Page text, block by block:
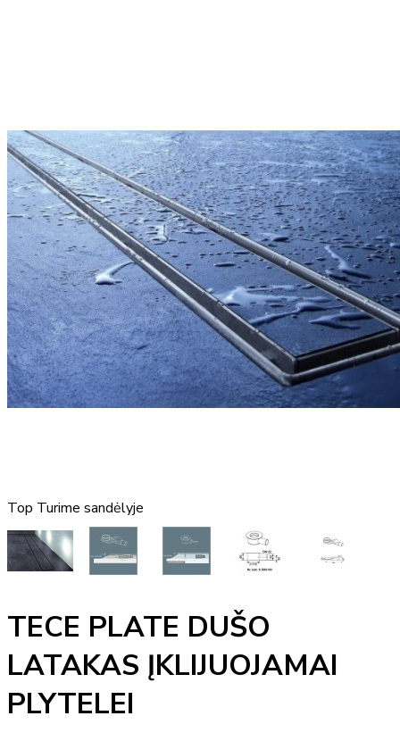
Top Turime sandėlyje
TECE PLATE DUŠO
LATAKAS ĮKLIJUOJAMAI
PLYTELEI